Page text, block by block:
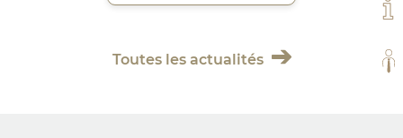
Toutes les actualités